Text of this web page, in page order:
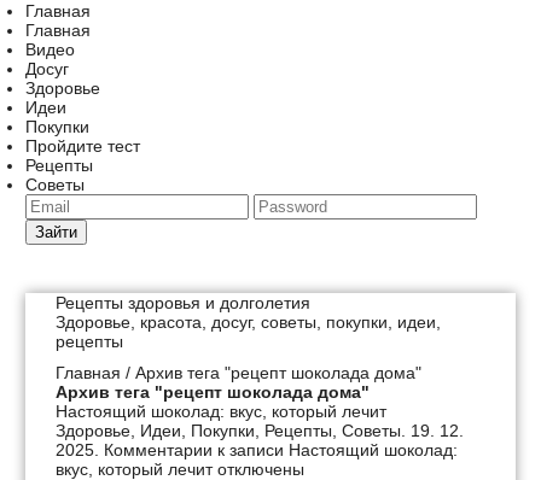
Главная
Главная
Видео
Досуг
Здоровье
Идеи
Покупки
Пройдите тест
Рецепты
Советы
Зайти
Рецепты здоровья и долголетия
Здоровье, красота, досуг, советы, покупки, идеи,
рецепты
Главная / Архив тега "рецепт шоколада дома"
Архив тега "рецепт шоколада дома"
Настоящий шоколад: вкус, который лечит
Здоровье Идеи Покупки Рецепты Советы . 19. 12.
2025. Комментарии к записи Настоящий шоколад:
вкус, который лечитотключены